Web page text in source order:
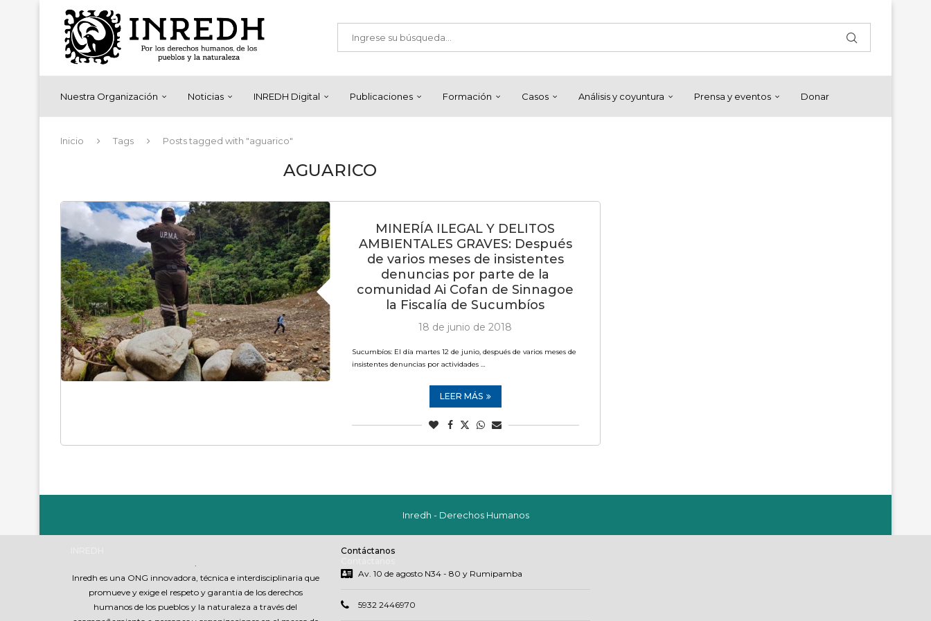
Nuestra Organización Noticias INREDH Digital Publicaciones Formación Casos Análisis y coyuntura Prensa y eventos Donar
Inicio Tags Posts tagged with "aguarico"
AGUARICO
MINERÍA ILEGAL Y DELITOS
AMBIENTALES GRAVES: Después
de varios meses de insistentes
denuncias por parte de la
comunidad Ai Cofan de Sinnagoe
la Fiscalía de Sucumbíos
18 de junio de 2018
Sucumbíos: El día martes 12 de junio, después de varios meses de
insistentes denuncias por actividades …
LEER MÁS
Inredh - Derechos Humanos
.
Inredh es una ONG innovadora, técnica e interdisciplinaria que
promueve y exige el respeto y garantia de los derechos
humanos de los pueblos y la naturaleza a través del
Contáctanos
Av. 10 de agosto N34 - 80 y Rumipamba
5932 2446970